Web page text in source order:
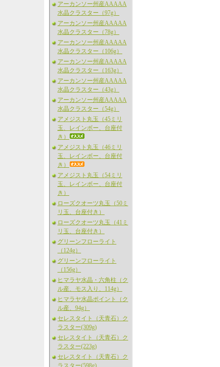
アーカンソー州産AAAAA
水晶クラスター（97g）
アーカンソー州産AAAAA
水晶クラスター（78g）
アーカンソー州産AAAAA
水晶クラスター（106g）
アーカンソー州産AAAAA
水晶クラスター（163g）
アーカンソー州産AAAAA
水晶クラスター（43g）
アーカンソー州産AAAAA
水晶クラスター（54g）
アメジスト丸玉（45ミリ
玉、レインボー、台座付
き）
アメジスト丸玉（46ミリ
玉、レインボー、台座付
き）
アメジスト丸玉（54ミリ
玉、レインボー、台座付
き）
ローズクオーツ丸玉（50ミ
リ玉、台座付き）
ローズクオーツ丸玉（41ミ
リ玉、台座付き）
グリーンフローライト
（124g）
グリーンフローライト
（156g）
ヒマラヤ水晶・六角柱（ク
ル産、モス入り、114g）
ヒマラヤ水晶ポイント（ク
ル産、94g）
セレスタイト（天青石）ク
ラスター(309g)
セレスタイト（天青石）ク
ラスター(223g)
セレスタイト（天青石）ク
ラスター(598g)